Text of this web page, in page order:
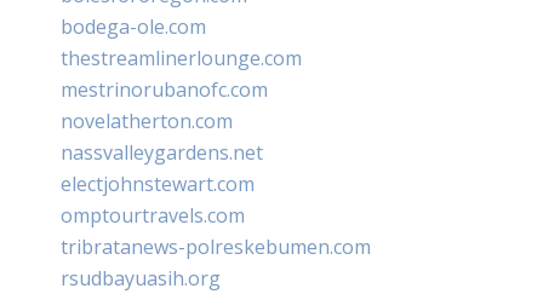
bodega-ole.com
thestreamlinerlounge.com
mestrinorubanofc.com
novelatherton.com
nassvalleygardens.net
electjohnstewart.com
omptourtravels.com
tribratanews-polreskebumen.com
rsudbayuasih.org